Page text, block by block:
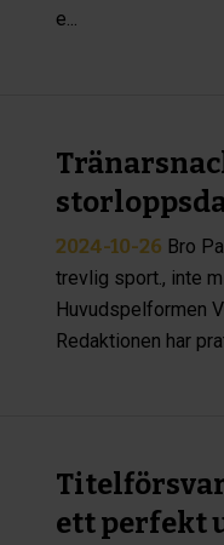
e...
2024-10-26 Bro
trevlig sport., inte
Huvudspelformen
Redaktionen har
ett perfekt